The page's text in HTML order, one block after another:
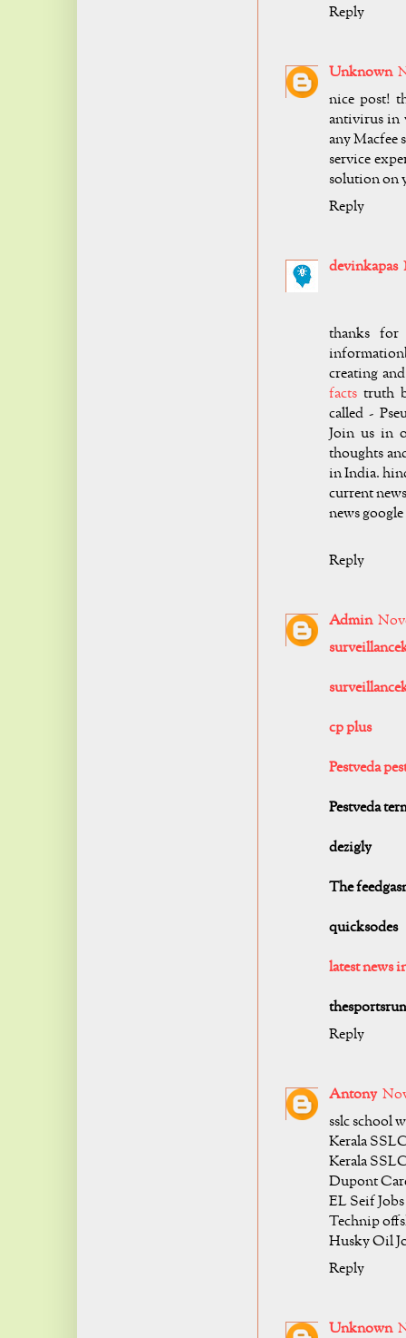
Reply
Unknown
nice post!
antivirus in
any Macfee
service
solution on
Reply
devinkapas
thanks
creating
facts truth
called -
Join us in
thoughts
in India.
current
news
Reply
Admin
cp plus
Pestveda
Pestveda
dezigly
The
quicksodes
latest news
Reply
Antony
sslc school
Kerala
Kerala
Dupont
EL Seif Jobs
Technip
Husky Oil
Reply
Unknown